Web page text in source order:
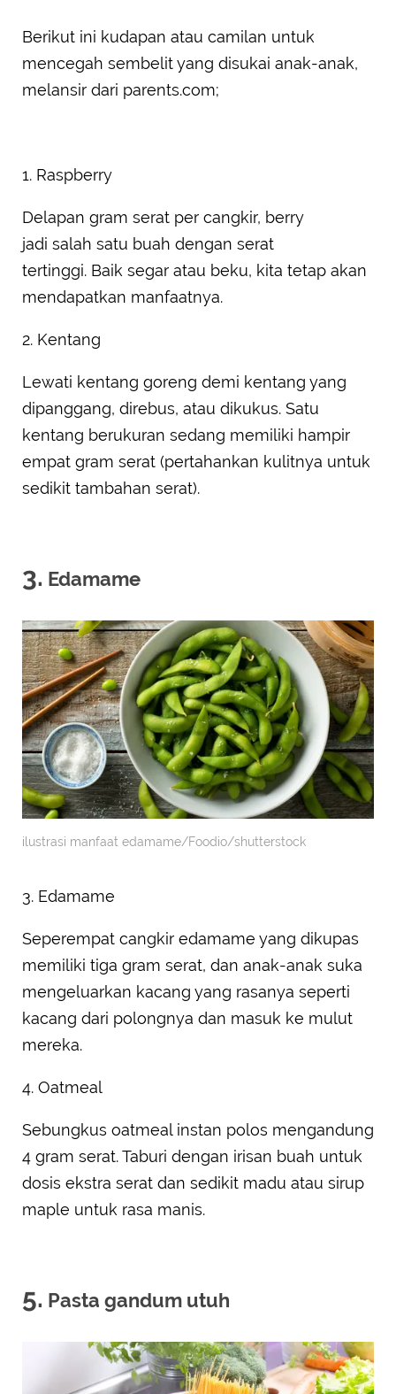
Berikut ini kudapan atau camilan untuk
mencegah sembelit yang disukai anak-anak,
melansir dari parents.com;
1. Raspberry
Delapan gram serat per cangkir, berry
jadi salah satu buah dengan serat
tertinggi. Baik segar atau beku, kita tetap akan
mendapatkan manfaatnya.
2. Kentang
Lewati kentang goreng demi kentang yang
dipanggang, direbus, atau dikukus. Satu
kentang berukuran sedang memiliki hampir
empat gram serat (pertahankan kulitnya untuk
sedikit tambahan serat).
3. Edamame
ilustrasi manfaat edamame/Foodio/shutterstock
3. Edamame
Seperempat cangkir edamame yang dikupas
memiliki tiga gram serat, dan anak-anak suka
mengeluarkan kacang yang rasanya seperti
kacang dari polongnya dan masuk ke mulut
mereka.
4. Oatmeal
Sebungkus oatmeal instan polos mengandung
4 gram serat. Taburi dengan irisan buah untuk
dosis ekstra serat dan sedikit madu atau sirup
maple untuk rasa manis.
5. Pasta gandum utuh